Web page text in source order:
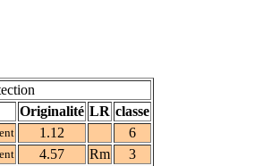
Originalité LR classe
1.12 6
4.57 Rm
3